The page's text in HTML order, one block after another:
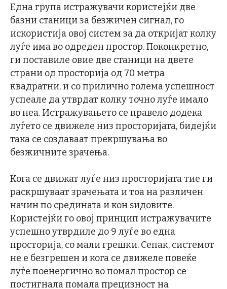
Една група истражувачи користејќи две
базни станици за безжичен сигнал, го
искористија овој систем за да откријат колку
луѓе има во одреден простор. Поконкретно,
ги поставиле овие две станици на двете
страни од просторија од 70 метра
квадратни, и со прилично голема успешност
успеале да утврдат колку точно луѓе имало
во неа. Истражувањето се правело додека
луѓето се движеле низ просторијата, бидејќи
така се создаваат прекршувања во
безжичните зрачења.
Кога се движат луѓе низ просторијата тие ги
раскршуваат зрачењата и тоа на различен
начин по средината и кон ѕидовите.
Користејќи го овој принцип истражувачите
успешно утврдиле до 9 луѓе во една
просторија, со мали грешки. Сепак, системот
не е безгрешен и кога се движеле повеќе
луѓе поенергично во помал простор се
постигнала помала прецизност на